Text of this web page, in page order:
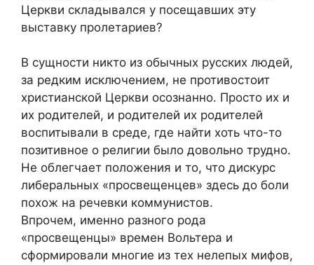
Церкви складывался у посещавших эту
выставку пролетариев?
В сущности никто из обычных русских людей,
за редким исключением, не противостоит
христианской Церкви осознанно. Просто их и
их родителей, и родителей их родителей
воспитывали в среде, где найти хоть что-то
позитивное о религии было довольно трудно.
Не облегчает положения и то, что дискурс
либеральных «просвещенцев» здесь до боли
похож на речевки коммунистов.
Впрочем, именно разного рода
«просвещенцы» времен Вольтера и
сформировали многие из тех нелепых мифов,